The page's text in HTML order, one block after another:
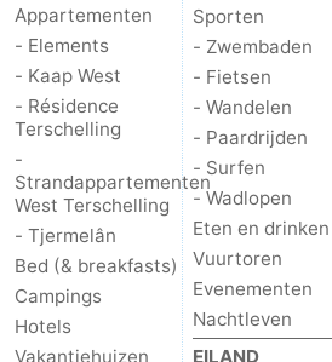
Appartementen
- Elements
- Kaap West
- Résidence
Terschelling
-
Strandappartementen
West Terschelling
- Tjermelân
Bed (& breakfasts)
Campings
Hotels
Vakantiehuizen
Sporten
- Zwembaden
- Fietsen
- Wandelen
- Paardrijden
- Surfen
- Wadlopen
Eten en drinken
Vuurtoren
Evenementen
Nachtleven
EILAND